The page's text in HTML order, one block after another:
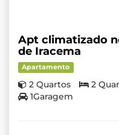
Apt climatizado
de Iracema
Apartamento
2 Quartos 2
1Garagem